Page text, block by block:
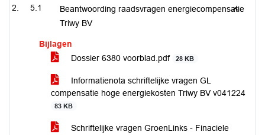
5.1
Beantwoording raadsvragen energiecompensatie
Triwy BV
Bijlagen
Dossier 6380 voorblad.pdf
28 KB
Informatienota schriftelijke vragen GL
compensatie hoge energiekosten Triwy BV v041224
83 KB
Schriftelijke vragen GroenLinks - Finaciele